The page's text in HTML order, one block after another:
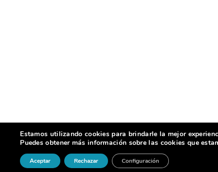
Estamos utilizando cookies para brindarle la mejor
Puedes obtener más información sobre las cookies que
Aceptar Rechazar Configuración